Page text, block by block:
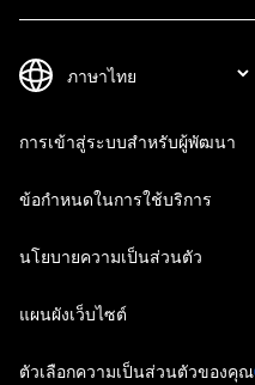
การเข้าสู่ระบบสำหรับผู้พัฒนา
ข้อกำหนดในการใช้บริการ
นโยบายความเป็นส่วนตัว
แผนผังเว็บไซต์
ตัวเลือกความเป็นส่วนตัวของคุณ